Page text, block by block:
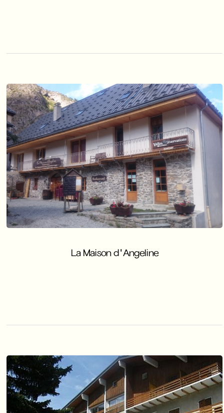
La Maison d'Angeline